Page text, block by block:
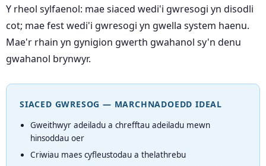
Y rheol sylfaenol: mae siaced wedi'i gwresogi yn disodli
cot; mae fest wedi'i gwresogi yn gwella system haenu.
Mae'r rhain yn gynigion gwerth gwahanol sy'n denu
gwahanol brynwyr.
SIACED GWRESOG — MARCHNADOEDD IDEAL
Gweithwyr adeiladu a chrefftau adeiladu mewn
hinsoddau oer
Criwiau maes cyfleustodau a thelathrebu